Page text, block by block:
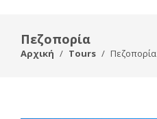
Πεζοπορία
Αρχική Tours Πεζοπορία